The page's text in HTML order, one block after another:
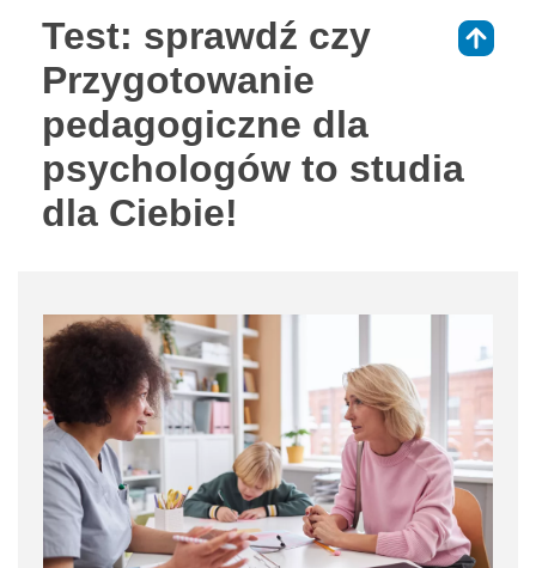
Test: sprawdź czy
Przygotowanie
pedagogiczne dla
psychologów to studia
dla Ciebie!